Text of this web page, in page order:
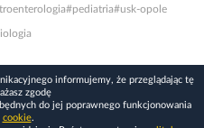
#pediatria#usk-opole
informujemy, że przeglądając tę
zgodę
do jej poprawnego funkcjonowania
cookie.